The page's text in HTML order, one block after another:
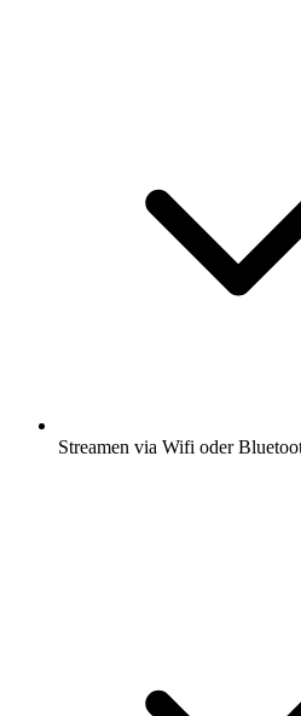
Streamen via Wifi oder